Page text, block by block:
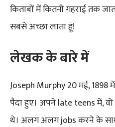
किताबों में कितनी गहराई तक
सबसे अच्छा लाता हूं!
लेखक के बारे में
Joseph Murphy 20 मई,
पैदा हुए। अपने late teens में,
थे। अलग अलग jobs करने के